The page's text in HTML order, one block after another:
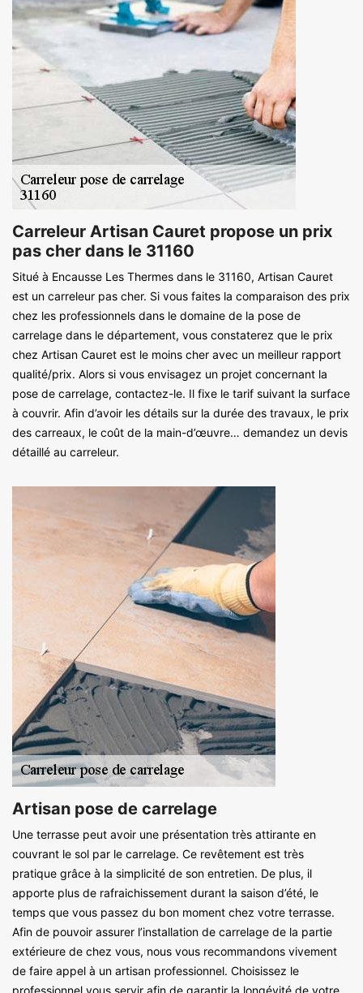
Carreleur Artisan Cauret propose un prix
pas cher dans le 31160
Situé à Encausse Les Thermes dans le 31160, Artisan Cauret
est un carreleur pas cher. Si vous faites la comparaison des prix
chez les professionnels dans le domaine de la pose de
carrelage dans le département, vous constaterez que le prix
chez Artisan Cauret est le moins cher avec un meilleur rapport
qualité/prix. Alors si vous envisagez un projet concernant la
pose de carrelage, contactez-le. Il fixe le tarif suivant la surface
à couvrir. Afin d’avoir les détails sur la durée des travaux, le prix
des carreaux, le coût de la main-d’œuvre… demandez un devis
détaillé au carreleur.
Artisan pose de carrelage
Une terrasse peut avoir une présentation très attirante en
couvrant le sol par le carrelage. Ce revêtement est très
pratique grâce à la simplicité de son entretien. De plus, il
apporte plus de rafraichissement durant la saison d’été, le
temps que vous passez du bon moment chez votre terrasse.
Afin de pouvoir assurer l’installation de carrelage de la partie
extérieure de chez vous, nous vous recommandons vivement
de faire appel à un artisan professionnel. Choisissez le
professionnel vous servir afin de garantir la longévité de votre